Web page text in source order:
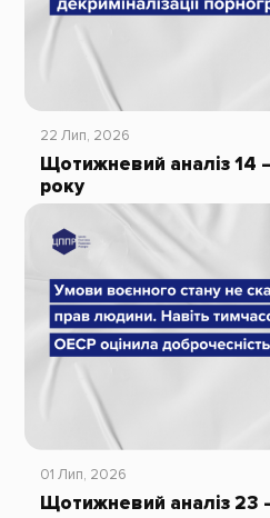
22 Лип, 2026
Щотижневий аналіз 14
року
01 Лип, 2026
Щотижневий аналіз 23